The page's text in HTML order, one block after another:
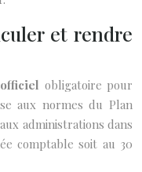
et rendre
officiel obligatoire pour
aux normes du Plan
administrations dans
comptable soit au 30